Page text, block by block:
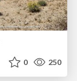
0 250